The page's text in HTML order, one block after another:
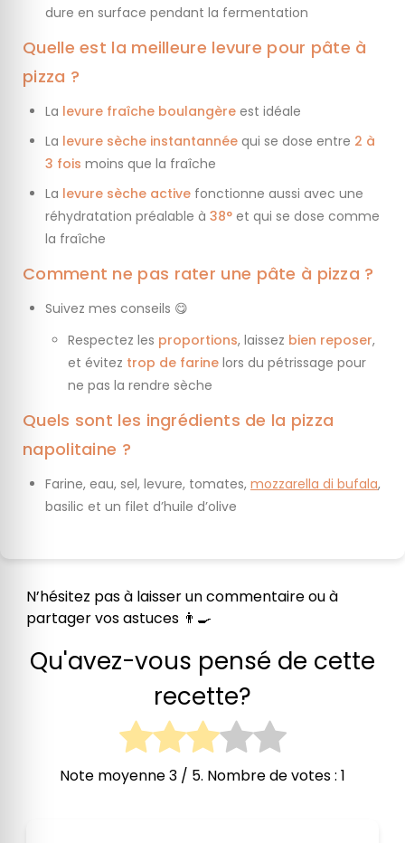
dure en surface pendant la fermentation
Quelle est la meilleure levure pour pâte à
pizza ?
La levure fraîche boulangère est idéale
La levure sèche instantannée qui se dose entre 2 à
3 fois moins que la fraîche
La levure sèche active fonctionne aussi avec une
réhydratation préalable à 38° et qui se dose comme
la fraîche
Comment ne pas rater une pâte à pizza ?
Suivez mes conseils 😋
Respectez les proportions, laissez bien reposer,
et évitez trop de farine lors du pétrissage pour
ne pas la rendre sèche
Quels sont les ingrédients de la pizza
napolitaine ?
Farine, eau, sel, levure, tomates, mozzarella di bufala,
basilic et un filet d’huile d’olive
N’hésitez pas à laisser un commentaire ou à
partager vos astuces 👨‍🍳
Qu'avez-vous pensé de cette
recette?
Note moyenne3 / 5. Nombre de votes : 1